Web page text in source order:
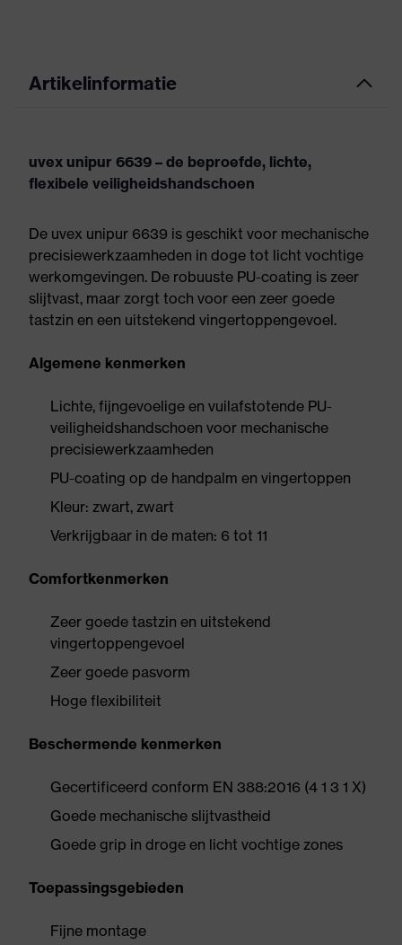
Artikelinformatie
uvex unipur 6639 – de beproefde, lichte,
flexibele veiligheidshandschoen
De uvex unipur 6639 is geschikt voor mechanische
precisiewerkzaamheden in doge tot licht vochtige
werkomgevingen. De robuuste PU-coating is zeer
slijtvast, maar zorgt toch voor een zeer goede
tastzin en een uitstekend vingertoppengevoel.
Algemene kenmerken
Lichte, fijngevoelige en vuilafstotende PU-
veiligheidshandschoen voor mechanische
precisiewerkzaamheden
PU-coating op de handpalm en vingertoppen
Kleur: zwart, zwart
Verkrijgbaar in de maten: 6 tot 11
Comfortkenmerken
Zeer goede tastzin en uitstekend
vingertoppengevoel
Zeer goede pasvorm
Hoge flexibiliteit
Beschermende kenmerken
Gecertificeerd conform EN 388:2016 (4 1 3 1 X)
Goede mechanische slijtvastheid
Goede grip in droge en licht vochtige zones
Toepassingsgebieden
Fijne montage